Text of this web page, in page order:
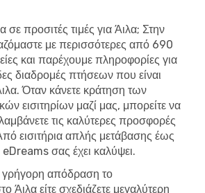
σε προσιτές τιμές για Άιλα; Στην
με περισσότερες από 690
και παρέχουμε πληροφορίες για
διαδρομές πτήσεων που είναι
Όταν κάνετε κράτηση των
εισιτηρίων μαζί μας, μπορείτε να
λαμβάνετε τις καλύτερες προσφορές
εισιτήρια απλής μετάβασης έως
σας έχει καλύψει.
γρήγορη απόδραση το
Άιλα είτε σχεδιάζετε μεγαλύτερη